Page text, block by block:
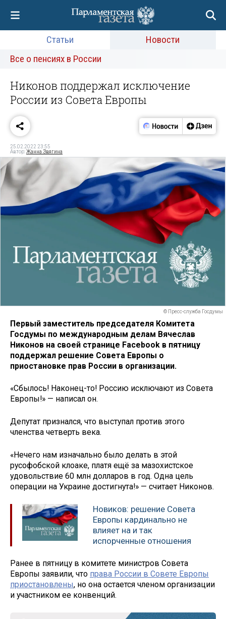
Статьи
Новости
Все о пенсиях в России
Никонов поддержал исключение
России из Совета Европы
25.02.2022 23:55
Автор:Жанна Звягина
© Пресс-служба Госдумы
Первый заместитель председателя Комитета
Госдумы по международным делам Вячеслав
Никонов на своей странице Facebook в пятницу
поддержал решение Совета Европы о
приостановке прав России в организации.
«Сбылось! Наконец-то! Россию исключают из Совета
Европы!» — написал он.
Депутат признался, что выступал против этого
членства четверть века.
«Нечего нам изначально было делать в этой
русофобской клоаке, платя ещё за мазохистское
удовольствие 60 млн долларов в год. Одна цель
операции на Украине достигнута!» — считает Никонов.
Новиков: решение Совета
Европы кардинально не
влияет на и так
испорченные отношения
Ранее в пятницу в комитете министров Совета
Европы заявили, что права России в Совете Европы
приостановлены, но она остается членом организации
и участником ее конвенций.